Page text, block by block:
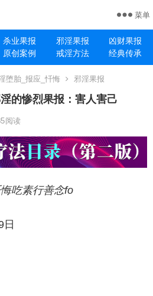
杀业果报 邪淫果报
凶财果报
原创案例 戒淫方法 经典传承
菜单
堕胎_报应_忏悔 邪淫果报
的惨烈果报：害人害己
阅读
吃素行善念fo
日